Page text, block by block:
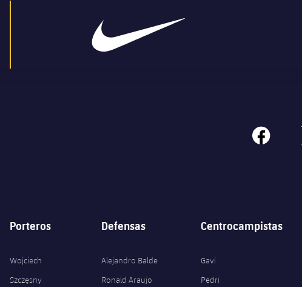
facebook
Porteros
Wojciech
Szczęsny
Defensas
Alejandro Balde
Ronald Araujo
Centrocampistas
Gavi
Pedri